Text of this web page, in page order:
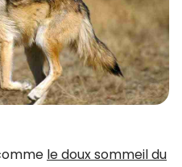
le doux sommeil du